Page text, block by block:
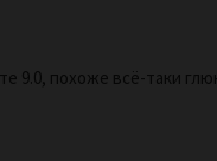
9.0, похоже всё-таки